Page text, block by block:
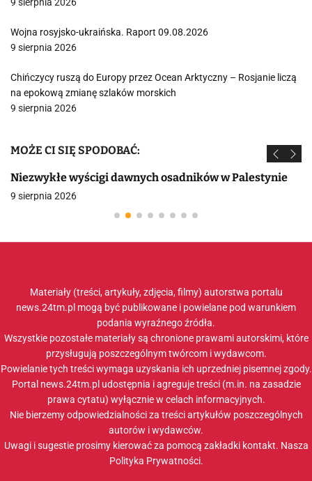
Wojna rosyjsko-ukraińska. Raport 09.08.2026
9 sierpnia 2026
Chińczycy ruszą do Europy przez Ocean Arktyczny – Rosjanie liczą
na epokową zmianę szlaków morskich
9 sierpnia 2026
MOŻE CI SIĘ SPODOBAĆ:
Niezwykłe wyścigi dawnych osadników w Palestynie
9 sierpnia 2026
Materiały (treści, artykuły, zdjęcia, filmy) autorstwa portalu
news.24tm.pl mogą być publikowane i powielane pod warunkiem
podania wyraźnego źródła.
Wszystkie pozostałe materiały są chronione prawami autorskimi, które
przysługują poszczególnym twórcom i wydawcom.
Powielanie tych treści wymaga uzyskania ich uprzedniej pisemnej zgody.
Portal news.24tm.pl udostępnia i agreguje treści (m.in. na zasadzie
prawa cytatu) wyłącznie w celach informacyjnych.
Nie bierzemy odpowiedzialności za treści artykułów poszczególnych
autorów i wydawców.
Uwagi i sugestie prosimy kierować za pomocą zakładki kontakt. Nasza
Polityka Prywatności.